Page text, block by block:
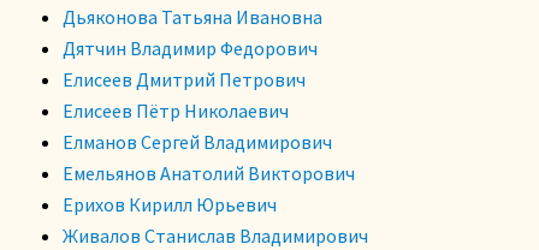
Дьяконова Татьяна Ивановна
Дятчин Владимир Федорович
Елисеев Дмитрий Петрович
Елисеев Пётр Николаевич
Елманов Сергей Владимирович
Емельянов Анатолий Викторович
Ерихов Кирилл Юрьевич
Живалов Станислав Владимирович